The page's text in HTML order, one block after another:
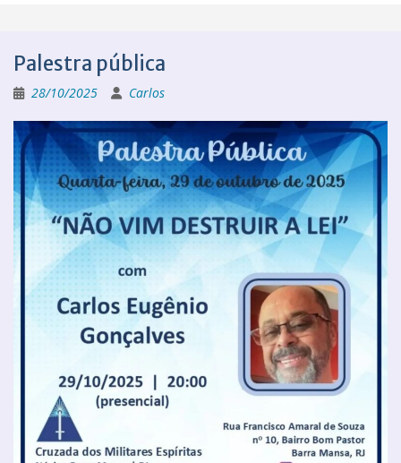
Palestra pública
28/10/2025 Carlos